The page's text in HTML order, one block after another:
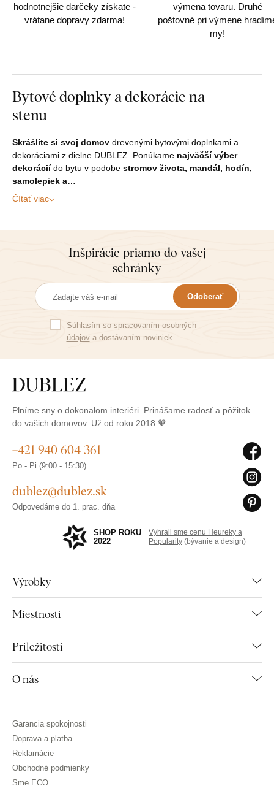
hodnotnejšie darčeky získate -
vrátane dopravy zdarma!
výmena tovaru. Druhé
poštovné pri výmene
my!
Bytové doplnky a dekorácie na
stenu
Skrášlite si svoj domov drevenými bytovými doplnkami a
dekoráciami z dielne DUBLEZ. Ponúkame najväčší výber
dekoráciído bytu v podobe stromov života, mandál, hodín,
samolepiek a…
Čítať viac
Inšpirácie priamo do vašej
schránky
Odoberať
Súhlasím so spracovaním osobných
údajova dostávaním noviniek.
Plníme sny o dokonalom interiéri. Prinášame radosť a pôžitok
do vašich domovov. Už od roku 2018 🧡
Výrobky
Miestnosti
Príležitosti
O nás
+421 940 604 361
Po - Pi (9:00 - 15:30)
dublez@dublez.sk
Odpovedáme do 1. prac. dňa
SHOP ROKU
2022
Vyhrali sme cenu Heureky a
Popularity (bývanie a design)
Garancia spokojnosti
Doprava a platba
Reklamácie
Obchodné podmienky
Sme ECO